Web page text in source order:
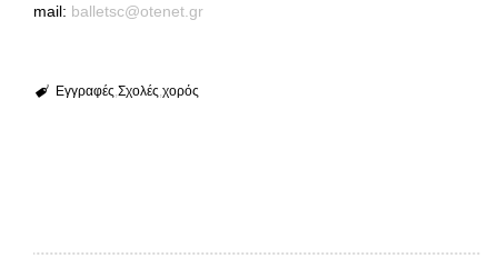
mail: balletsc@otenet.gr
Εγγραφές Σχολές χορός